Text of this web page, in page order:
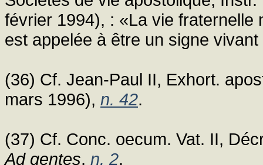
février 1994), : «La vie
est appelée à être un signe
(36) Cf. Jean-Paul II, Exhort.
mars 1996), n. 42.
(37) Cf. Conc. oecum. Vat. II,
Ad gentes, n. 2.